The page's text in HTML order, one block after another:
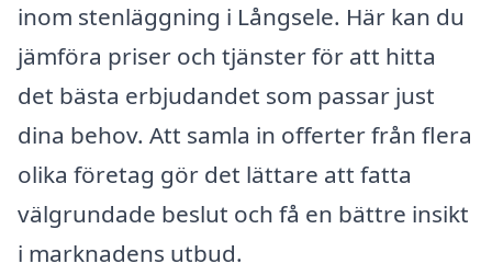
inom stenläggning i Långsele. Här kan du
jämföra priser och tjänster för att hitta
det bästa erbjudandet som passar just
dina behov. Att samla in offerter från flera
olika företag gör det lättare att fatta
välgrundade beslut och få en bättre insikt
i marknadens utbud.